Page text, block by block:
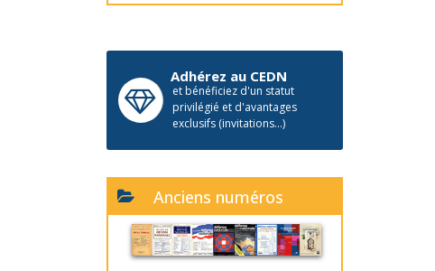
Adhérez au CEDN
et bénéficiez d'un statut
privilégié et d'avantages
exclusifs (invitations...)
Anciens numéros